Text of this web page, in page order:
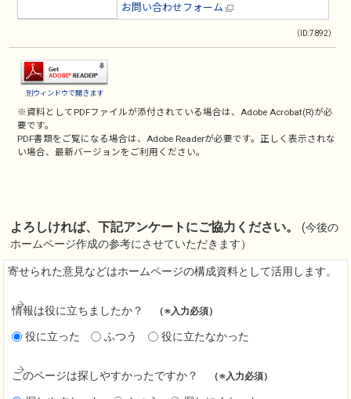
お問い合わせフォーム
（ID:7892）
別ウィンドウで開きます
※資料としてPDFファイルが添付されている場合は、 Adobe Acrobat(R)が必
要です。
PDF書類をご覧になる場合は、 Adobe Readerが必要です。正しく表示されな
い場合、最新バージョンをご利用ください。